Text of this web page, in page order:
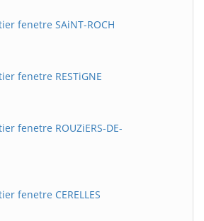
fenetre SAiNT-ROCH
fenetre RESTiGNE
fenetre ROUZiERS-DE-
fenetre CERELLES